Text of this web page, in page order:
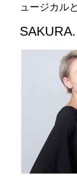
ュージカル